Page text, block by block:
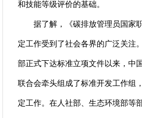
和技能等级评价的基础。
据了解，《碳排放管理员国家职
定工作受到了社会各界的广泛关注
部正式下达标准立项文件以来，中
联合会牵头组成了标准开发工作组
定工作。在人社部、生态环境部等